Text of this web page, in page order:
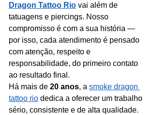
Dragon Tattoo Rio vai além de
tatuagens e piercings. Nosso
compromisso é com a sua história —
por isso, cada atendimento é pensado
com atenção, respeito e
responsabilidade, do primeiro contato
ao resultado final.
Há mais de 20 anos, a smoke dragon
tattoo rio dedica a oferecer um trabalho
sério, consistente e de alta qualidade.